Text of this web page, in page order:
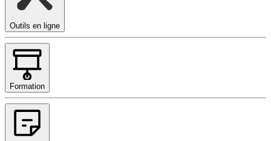
Outils en ligne
Formation